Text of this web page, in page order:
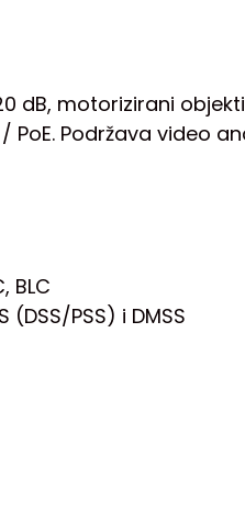
dB, motorizirani
PoE. Podržava video
BLC
PSS) i DMSS